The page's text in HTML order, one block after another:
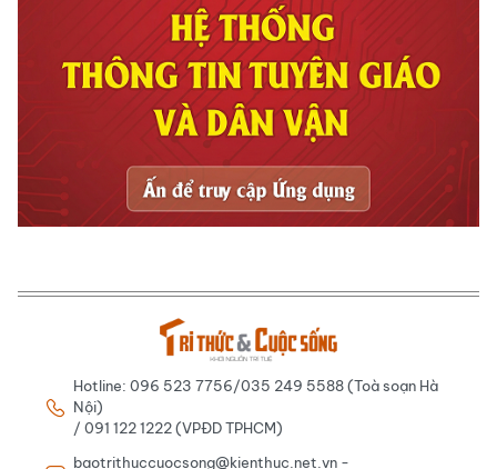
Hotline: 096 523 7756/035 249 5588 (Toà soạn Hà
Nội)
/ 091 122 1222 (VPĐD TPHCM)
baotrithuccuocsong@kienthuc.net.vn -